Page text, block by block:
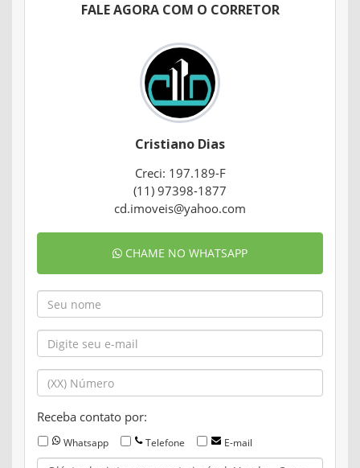
FALE AGORA COM O CORRETOR
Cristiano Dias
Creci: 197.189-F
(11) 97398-1877
cd.imoveis@yahoo.com
CHAME NO WHATSAPP
Receba contato por:
Whatsapp Telefone E-mail